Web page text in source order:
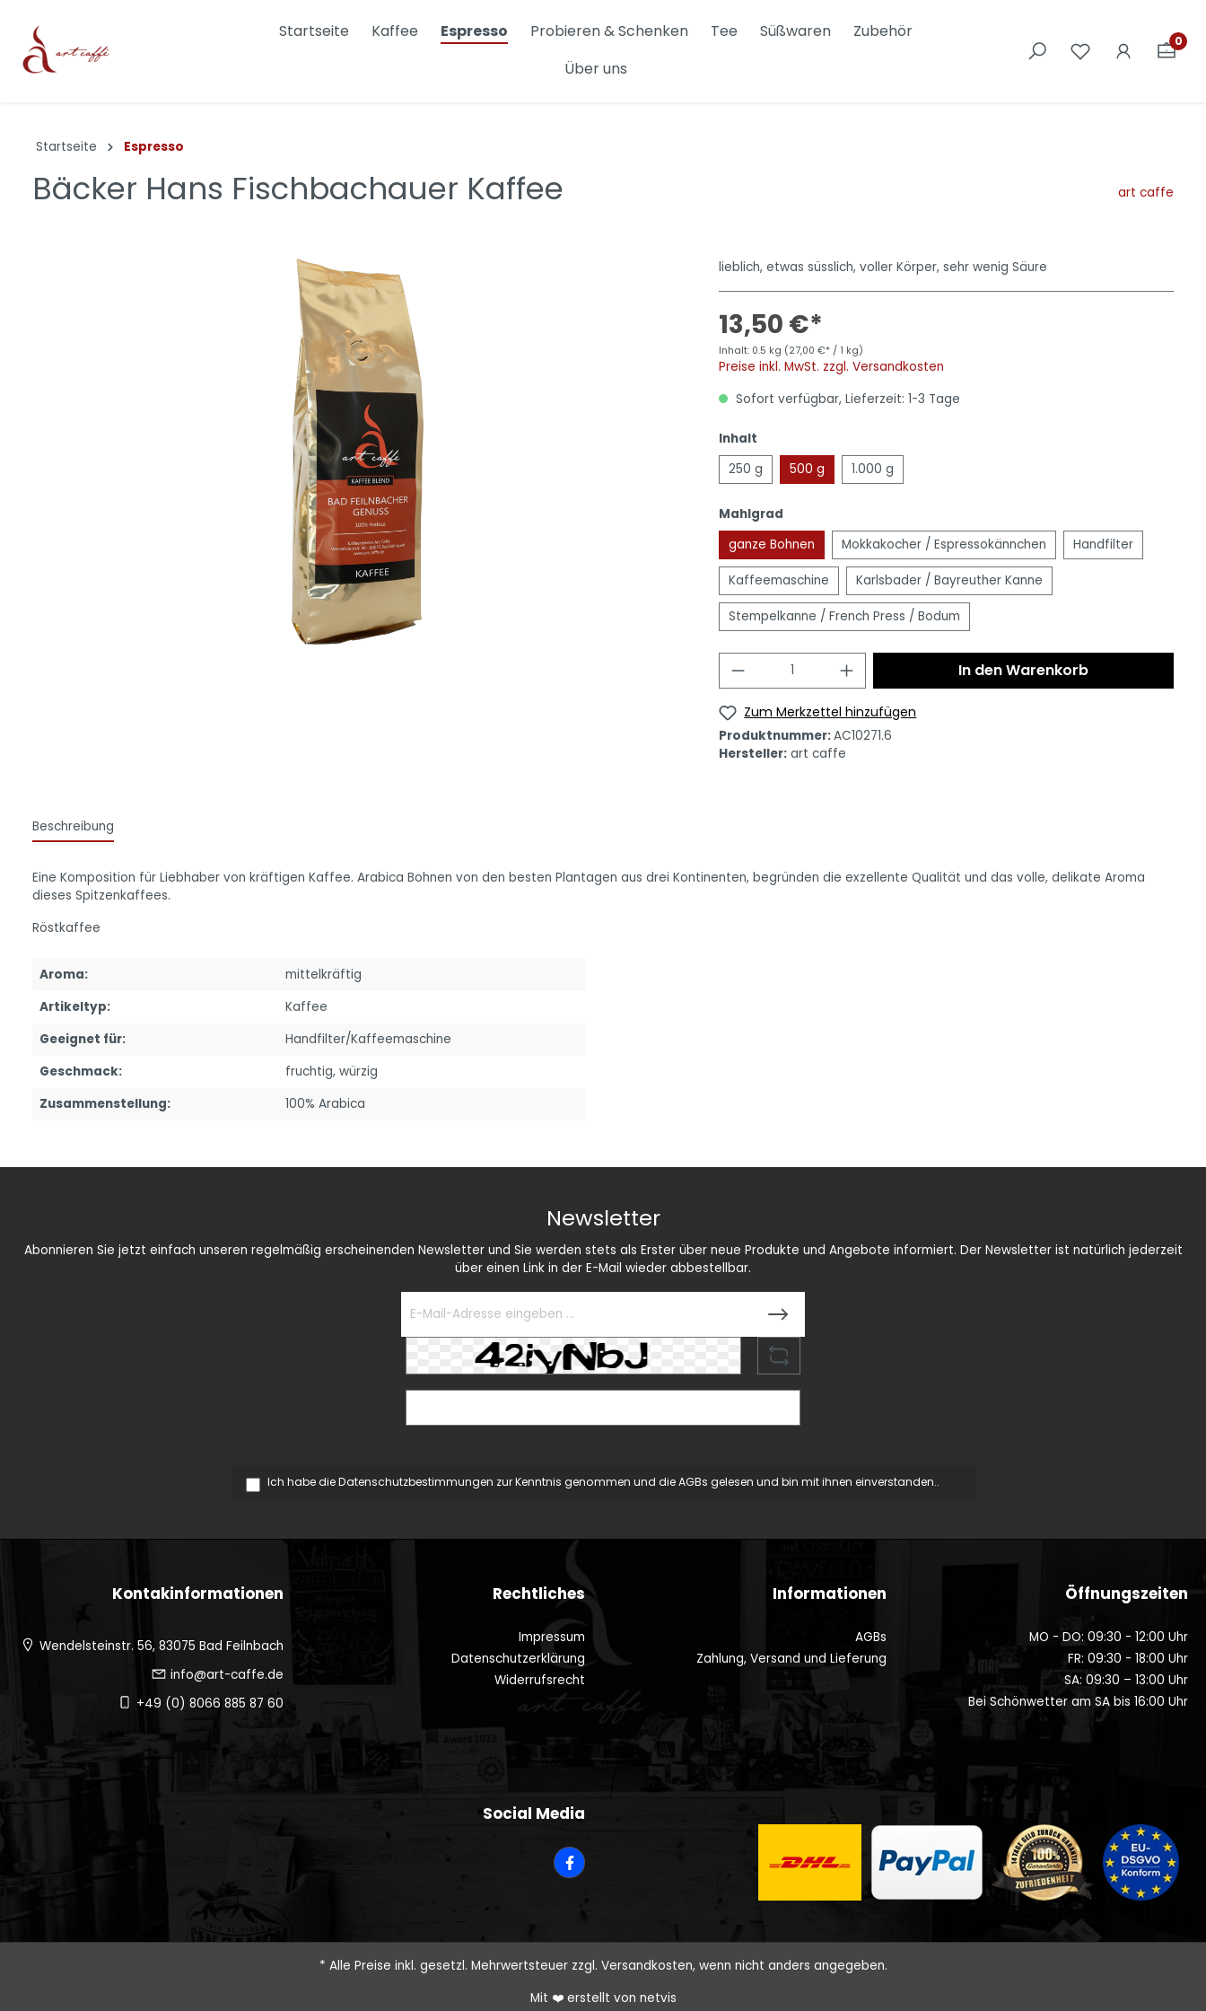
Startseite Kaffee Espresso Probieren & Schenken Tee Süßwaren
Zubehör
Über uns
Joefrex
0
Startseite Espresso
Bäcker Hans Fischbachauer Kaffee art caffe
lieblich, etwas süsslich, voller Körper, sehr wenig Säure
13,50 €*
Inhalt: 0.5 kg (27,00 €* / 1 kg)
Preise inkl. MwSt. zzgl. Versandkosten
Sofort verfügbar, Lieferzeit: 1-3 Tage
Inhalt
250 g
500 g 1.000 g
Mahlgrad
ganze Bohnen
Mokkakocher / Espressokännchen Handfilter
Kaffeemaschine Karlsbader / Bayreuther Kanne
Stempelkanne / French Press / Bodum
In den Warenkorb
Zum Merkzettel hinzufügen
Produktnummer:AC10271.6
Hersteller: art caffe
Beschreibung
Eine Komposition für Liebhaber von kräftigen Kaffee. Arabica Bohnen von den besten Plantagen aus drei Kontinenten, begründen die exzellente Qualität und das volle, delikate Aroma
dieses Spitzenkaffees.
Röstkaffee
Aroma:
mittelkräftig
Artikeltyp:
Kaffee
Geeignet für:
Handfilter/Kaffeemaschine
Geschmack:
fruchtig, würzig
Zusammenstellung:
100% Arabica
Newsletter
Abonnieren Sie jetzt einfach unseren regelmäßig erscheinenden Newsletter und Sie werden stets als Erster über neue Produkte und Angebote informiert. Der Newsletter ist natürlich jederzeit
über einen Link in der E-Mail wieder abbestellbar.
Ich habe dieDatenschutzbestimmungen zur Kenntnis genommen und dieAGBs gelesen und bin mit ihnen einverstanden..
Kontakinformationen
Wendelsteinstr. 56, 83075 Bad Feilnbach
info@art-caffe.de
+49 (0) 8066 885 87 60
Rechtliches
Impressum
Datenschutzerklärung
Widerrufsrecht
Informationen
AGBs
Zahlung, Versand und Lieferung
Öffnungszeiten
MO - DO: 09:30 - 12:00 Uhr
FR: 09:30 - 18:00 Uhr
SA: 09:30 – 13:00 Uhr
Bei Schönwetter am SA bis 16:00 Uhr
Social Media
* Alle Preise inkl. gesetzl. Mehrwertsteuer zzgl. Versandkosten, wenn nicht anders angegeben.
Mit ❤️ erstellt von netvis